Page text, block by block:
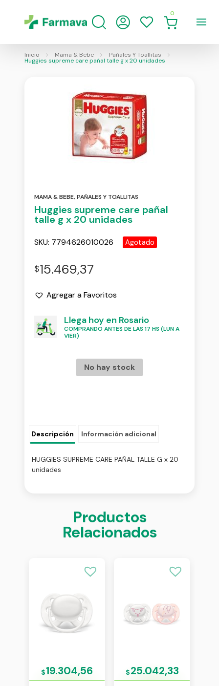
0
Inicio Mama & Bebe Pañales Y Toallitas
Huggies supreme care pañal talle g x 20 unidades
MAMA & BEBE,PAÑALES Y TOALLITAS
Huggies supreme care pañal
talle g x 20 unidades
SKU: 7794626010026 Agotado
$15.469,37
Agregar a Favoritos
Llega hoy en Rosario
COMPRANDO ANTES DE LAS 17 HS (LUN A
VIER)
No hay stock
Descripción Información adicional
HUGGIES SUPREME CARE PAÑAL TALLE G x 20
unidades
Productos
Relacionados
$19.304,56 $25.042,33